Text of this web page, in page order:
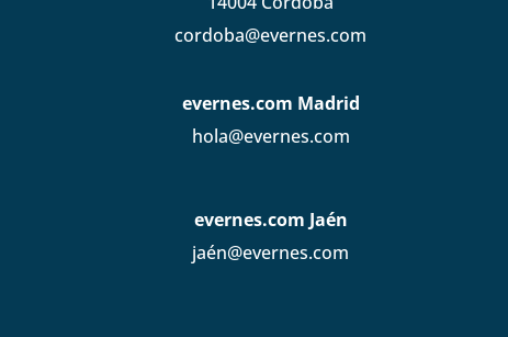
cordoba@evernes.com
evernes.com Madrid
hola@evernes.com
evernes.com Jaén
jaén@evernes.com